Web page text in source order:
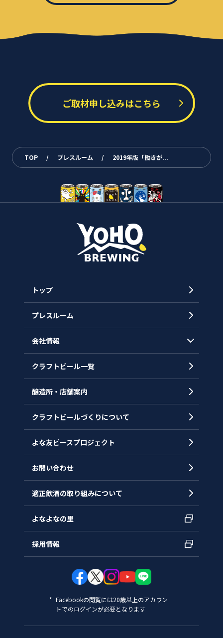
ご取材申し込みはこちら
TOP / プレスルーム / 2019年版「働きが...
トップ
プレスルーム
会社情報
会社概要
沿革
クラフトビール一覧
醸造所・店舗案内
クラフトビールづくりについて
よな友ピースプロジェクト
お問い合わせ
適正飲酒の取り組みについて
よなよなの里
採用情報
Facebookの閲覧には20歳以上のアカウン
トでのログインが必要となります